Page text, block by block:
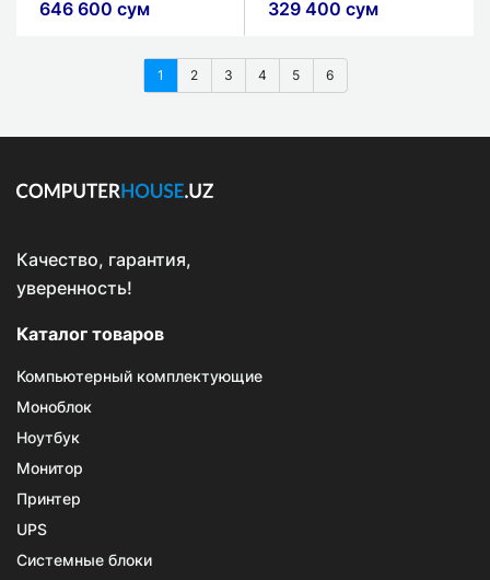
Bluetooth v5.0
646 600 сум
дБ / Bluetooth 5.3
329 400 сум
1 2 3 4 5 6
Качество, гарантия,
уверенность!
Каталог товаров
Компьютерный комплектующие
Моноблок
Ноутбук
Монитор
Принтер
UPS
Системные блоки